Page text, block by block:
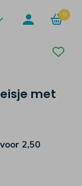
0
met
2,50